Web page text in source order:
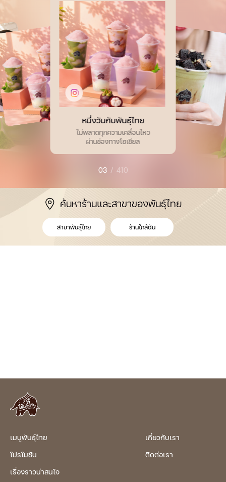
หนึ่งวันกับพันธุ์ไทย
ไม่พลาดทุกความเคลื่อนไหว
ผ่านช่องทางโซเชียล
03 / 410
ค้นหาร้านและสาขาของพันธุ์ไทย
ร้านใกล้ฉัน
สาขาพันธุ์ไทย
เมนูพันธุ์ไทย
โปรโมชัน
เรื่องราวน่าสนใจ
เกี่ยวกับเรา
ติดต่อเรา